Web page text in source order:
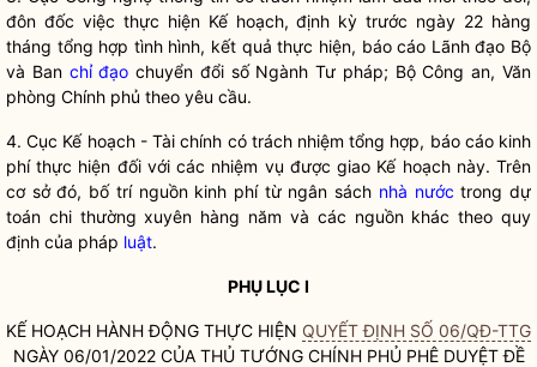
đôn đốc việc thực hiện Kế hoạch, định kỳ trước ngày 22 hàng
tháng tổng hợp tình hình, kết quả thực hiện, báo cáo Lãnh đạo Bộ
và Ban chỉ đạo chuyển đổi số Ngành Tư pháp; Bộ Công an, Văn
phòng Chính phủ theo yêu cầu.
4. Cục Kế hoạch - Tài chính có trách nhiệm tổng hợp, báo cáo kinh
phí thực hiện đối với các nhiệm vụ được giao Kế hoạch này. Trên
cơ sở đó, bố trí nguồn kinh phí từ ngân sách nhà nước trong dự
toán chi thường xuyên hàng năm và các nguồn khác theo quy
định của pháp luật.
PHỤ LỤC I
KẾ HOẠCH HÀNH ĐỘNG THỰC HIỆN QUYẾT ĐỊNH SỐ 06/QĐ-TTG
NGÀY 06/01/2022 CỦA THỦ TƯỚNG CHÍNH PHỦ PHÊ DUYỆT ĐỀ